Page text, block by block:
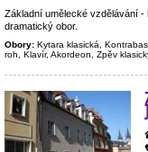
Základní umělecké vzdělávání -
dramatický obor.
Obory: Kytara klasická,
roh, Klavír, Akordeon, Zpěv